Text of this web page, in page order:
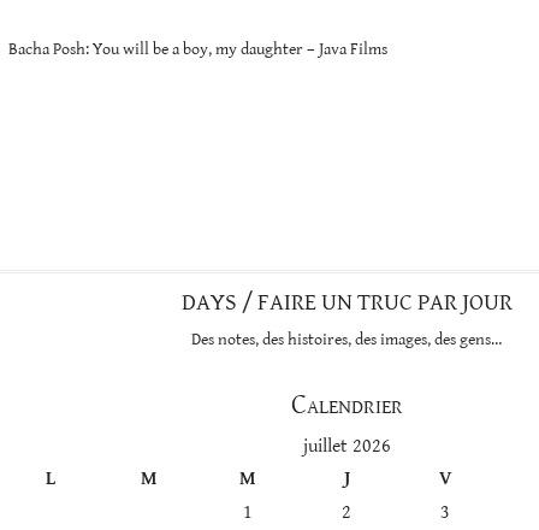
Bacha Posh: You will be a boy, my daughter – Java Films
DAYS / FAIRE UN TRUC PAR JOUR
Des notes, des histoires, des images, des gens…
Calendrier
juillet 2026
L
M M J
V
1
2
3